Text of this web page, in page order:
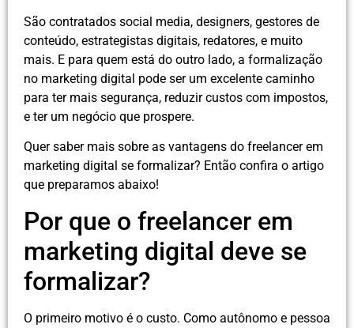
São contratados social media, designers, gestores de
conteúdo, estrategistas digitais, redatores, e muito
mais. E para quem está do outro lado, a formalização
no marketing digital pode ser um excelente caminho
para ter mais segurança, reduzir custos com impostos,
e ter um negócio que prospere.
Quer saber mais sobre as vantagens do freelancer em
marketing digital se formalizar? Então confira o artigo
que preparamos abaixo!
Por que o freelancer em
marketing digital deve se
formalizar?
O primeiro motivo é o custo. Como autônomo e pessoa